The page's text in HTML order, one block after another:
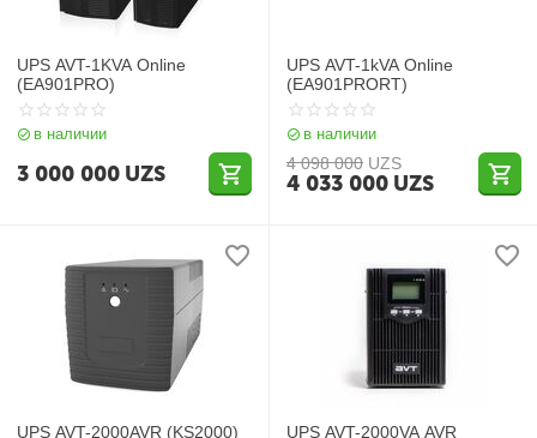
UPS AVT-1KVA Online
(EA901PRO)
в наличии
3 000 000 UZS
UPS AVT-1kVA Online
(EA901PRORT)
в наличии
4 098 000 UZS
4 033 000 UZS
UPS AVT-2000AVR (KS2000) UPS AVT-2000VA AVR